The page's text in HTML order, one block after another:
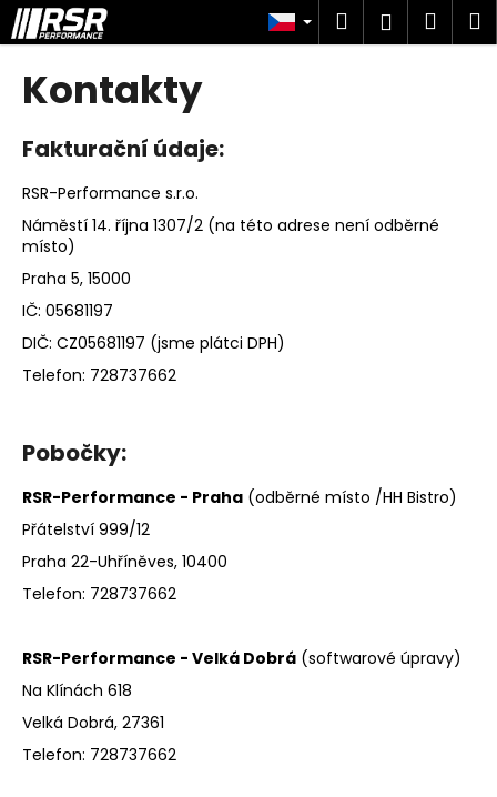
Přejít
na
obsah
Hledat
Kontakty
Fakturační údaje:
RSR-Performance s.r.o.
Náměstí 14. října 1307/2 (na této adrese není odběrné
místo)
Praha 5, 15000
IČ: 05681197
DIČ: CZ05681197 (jsme plátci DPH)
Telefon: 728737662
Pobočky:
RSR-Performance - Praha (odběrné místo /HH Bistro)
Přátelství 999/12
Praha 22-Uhříněves, 10400
Telefon: 728737662
RSR-Performance - Velká Dobrá (softwarové úpravy)
Na Klínách 618
Velká Dobrá, 27361
Telefon: 728737662
K
o
o
p
o
t
ř
e
b
u
j
t
e
n
a
j
í
t